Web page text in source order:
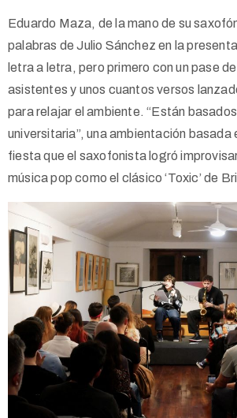
Eduardo Maza, de la mano de su
palabras de Julio Sánchez en la
letra a letra, pero primero con un pase
asistentes y unos cuantos versos
para relajar el ambiente. “Están
universitaria”, una ambientación basada
fiesta que el saxofonista logró
música pop como el clásico ‘Toxic’ de